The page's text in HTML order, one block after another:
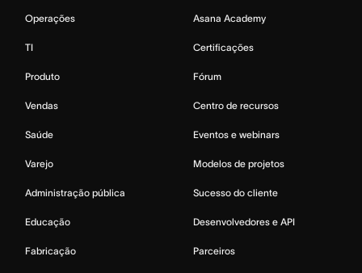
Operações
TI
Produto
Vendas
Saúde
Varejo
Administração pública
Educação
Fabricação
Asana Academy
Certificações
Fórum
Centro de recursos
Eventos e webinars
Modelos de projetos
Sucesso do cliente
Desenvolvedores e API
Parceiros